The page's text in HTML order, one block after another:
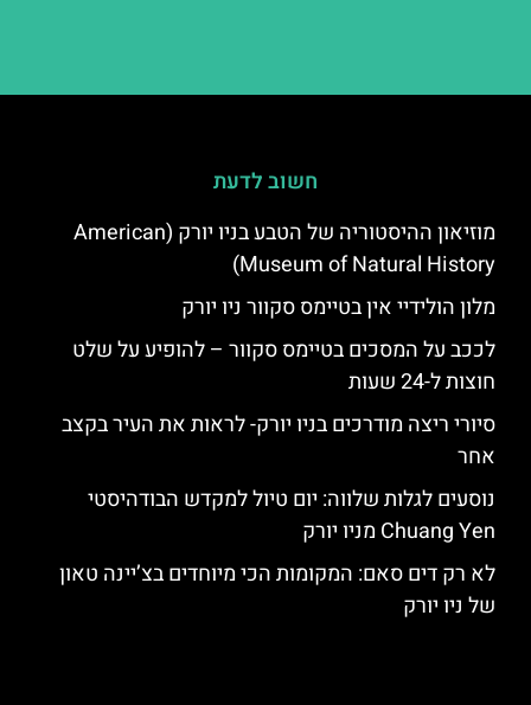
חשוב לדעת
מוזיאון ההיסטוריה של הטבע בניו יורק (American
Museum of Natural History)
מלון הולידיי אין בטיימס סקוור ניו יורק
לככב על המסכים בטיימס סקוור – להופיע על שלט
חוצות ל-24 שעות
סיורי ריצה מודרכים בניו יורק- לראות את העיר בקצב
אחר
נוסעים לגלות שלווה: יום טיול למקדש הבודהיסטי
Chuang Yen מניו יורק
לא רק דים סאם: המקומות הכי מיוחדים בצ’יינה טאון
של ניו יורק